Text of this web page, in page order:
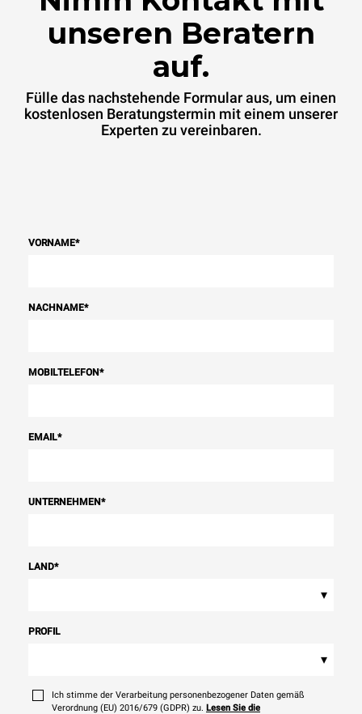
unseren Beratern
auf.
Fülle das nachstehende Formular aus, um einen
kostenlosen Beratungstermin mit einem unserer
Experten zu vereinbaren.
VORNAME*
NACHNAME*
MOBILTELEFON*
EMAIL*
UNTERNEHMEN*
LAND*
▾
PROFIL
▾
Ich stimme der Verarbeitung personenbezogener Daten gemäß
Verordnung (EU) 2016/679 (GDPR) zu. Lesen Sie die